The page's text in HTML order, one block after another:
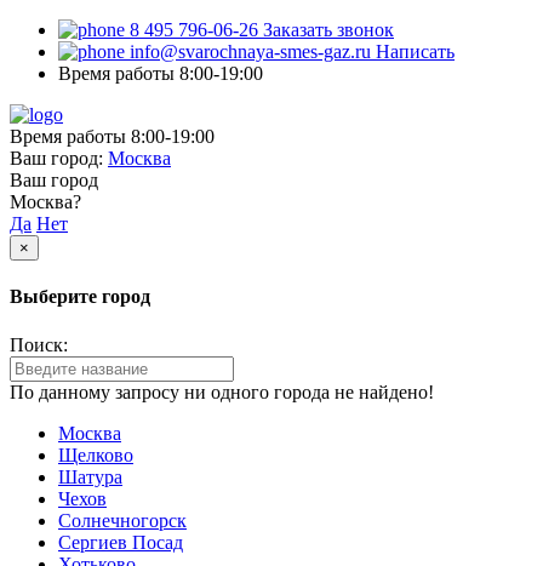
8 495 796-06-26 Заказать звонок
info@svarochnaya-smes-gaz.ru Написать
Время работы 8:00-19:00
Время работы 8:00-19:00
Ваш город: Москва
Ваш город
Москва?
Да Нет
×
Выберите город
Поиск:
По данному запросу ни одного города не найдено!
Москва
Щелково
Шатура
Чехов
Солнечногорск
Сергиев Посад